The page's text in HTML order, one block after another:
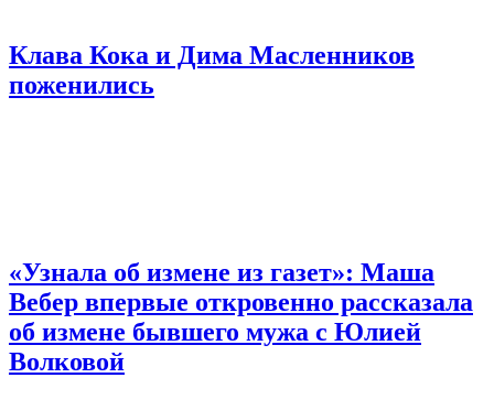
Клава Кока и Дима Масленников
поженились
«Узнала об измене из газет»: Маша
Вебер впервые откровенно рассказала
об измене бывшего мужа с Юлией
Волковой